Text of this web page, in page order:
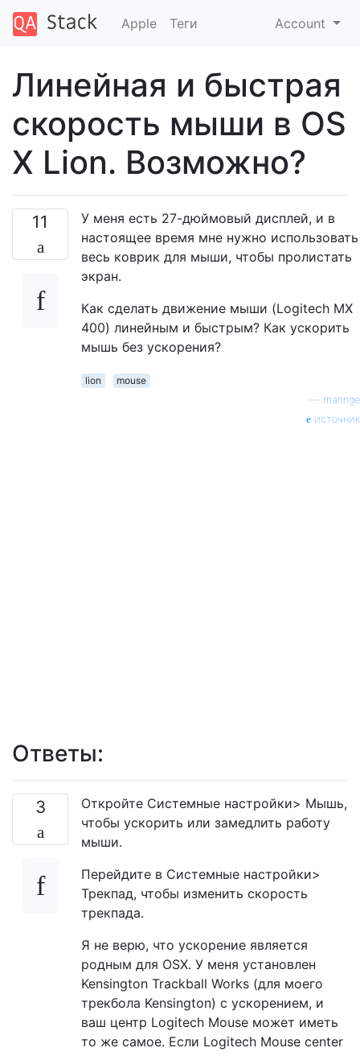
Apple Теги Account
Линейная и быстрая
скорость мыши в OS
X Lion. Возможно?
11
У меня есть 27-дюймовый дисплей, и в
настоящее время мне нужно использовать
весь коврик для мыши, чтобы пролистать
экран.
Как сделать движение мыши (Logitech MX
400) линейным и быстрым? Как ускорить
мышь без ускорения?
lion
mouse
mannge
источник
Ответы:
3
Откройте Системные настройки> Мышь,
чтобы ускорить или замедлить работу
мыши.
Перейдите в Системные настройки>
Трекпад, чтобы изменить скорость
трекпада.
Я не верю, что ускорение является
родным для OSX. У меня установлен
Kensington Trackball Works (для моего
трекбола Kensington) с ускорением, и
ваш центр Logitech Mouse может иметь
то же самое. Если Logitech Mouse center